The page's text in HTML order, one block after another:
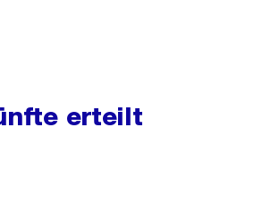
erteilt